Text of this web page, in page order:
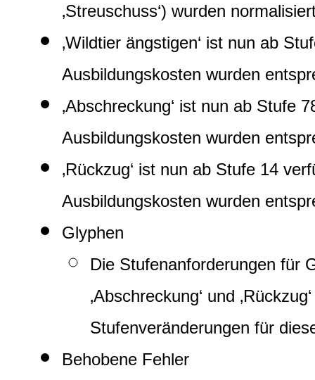
‚Streuschuss‘) wurden
‚Wildtier ängstigen‘ ist nun ab
Ausbildungskosten wurden
‚Abschreckung‘ ist nun ab Stufe
Ausbildungskosten wurden
‚Rückzug‘ ist nun ab Stufe 14
Ausbildungskosten wurden
Glyphen
Die Stufenanforderungen für
‚Abschreckung‘ und
Stufenveränderungen für
Behobene Fehler